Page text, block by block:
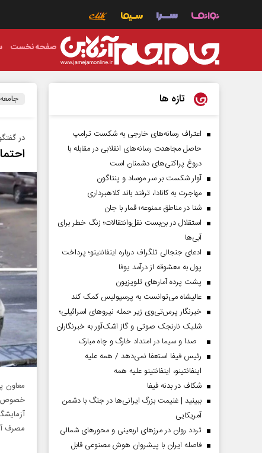
صفحه نخست
جامعه
در
معاون
خصوص
مصرف
تازه ها
اعتراف رسانه‌های خارجی به شکست ترامپ
حاصل مجاهدت رسانه‌های انقلابی در مقابله با
دروغ پراکنی‌های دشمنان است
آوار شکست بر سر موساد و پنتاگون
مهاجرت به کانادا، ترفند باند کلاهبرداری
شنا در مناطق ممنوعه؛ قمار با جان
استقلال در بن‌بست نقل‌وانتقالات؛ زنگ خطر برای
آبی‌ها
ادعای جنجالی تلگراف درباره اینفانتینو؛ پرداخت
پول به معشوقه از درآمد یوفا
پشت پرده آمارهای تلویزیون
عالیشاه می‌توانست به پرسپولیس کمک کند
خبرنگار پرس‌تی‌وی زیر حمله نیروهای اسرائیلی؛
شلیک نارنجک صوتی و گاز اشک‌آور به خبرنگاران
صدا و سیما در امتداد خارگ و چاه مبارک
رئیس فیفا استعفا نمی‌دهد / همه علیه
اینفانتینو، اینفانتینو علیه همه
شکاف در بدنه فیفا
ببینید | غنیمت بزرگ ایرانی‌ها در جنگ با دشمن
آمریکایی
تردد روان در مرزهای اربعینی و محورهای شمالی
فاصله ایران با پیشرو‌ان هوش مصنوعی قابل